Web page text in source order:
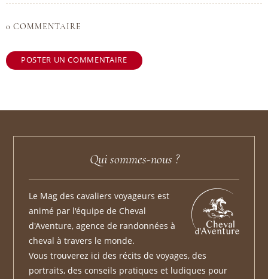
0 COMMENTAIRE
POSTER UN COMMENTAIRE
Qui sommes-nous ?
Le Mag des cavaliers voyageurs est
animé par l'équipe de Cheval
d'Aventure, agence de randonnées à
cheval à travers le monde.
Vous trouverez ici des récits de voyages, des
portraits, des conseils pratiques et ludiques pour